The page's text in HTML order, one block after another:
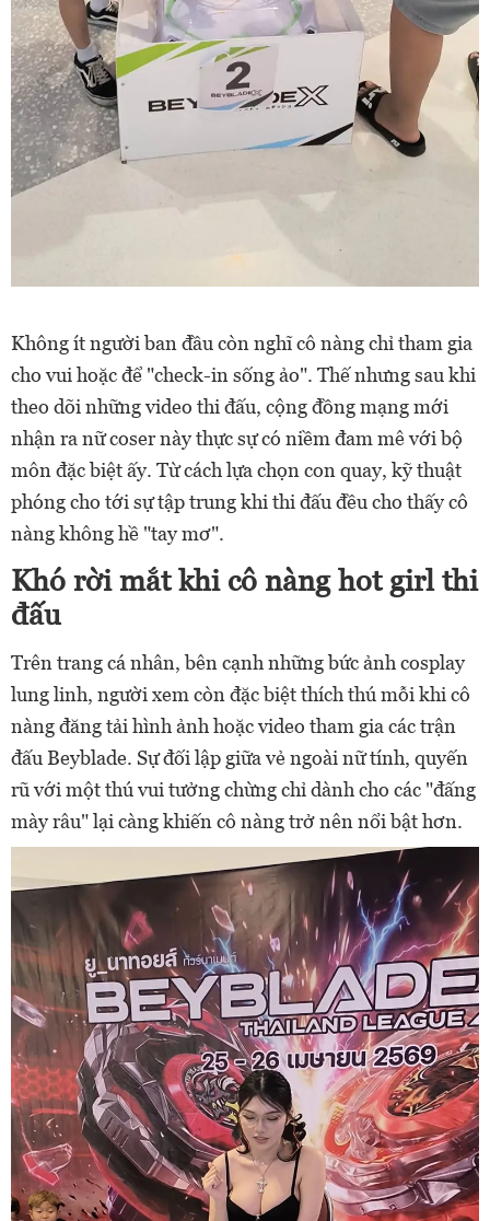
Không ít người ban đầu còn nghĩ cô nàng chỉ tham gia
cho vui hoặc để "check-in sống ảo". Thế nhưng sau khi
theo dõi những video thi đấu, cộng đồng mạng mới
nhận ra nữ coser này thực sự có niềm đam mê với bộ
môn đặc biệt ấy. Từ cách lựa chọn con quay, kỹ thuật
phóng cho tới sự tập trung khi thi đấu đều cho thấy cô
nàng không hề "tay mơ".
Khó rời mắt khi cô nàng hot girl thi
đấu
Trên trang cá nhân, bên cạnh những bức ảnh cosplay
lung linh, người xem còn đặc biệt thích thú mỗi khi cô
nàng đăng tải hình ảnh hoặc video tham gia các trận
đấu Beyblade. Sự đối lập giữa vẻ ngoài nữ tính, quyến
rũ với một thú vui tưởng chừng chỉ dành cho các "đấng
mày râu" lại càng khiến cô nàng trở nên nổi bật hơn.